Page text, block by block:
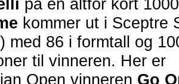
kommer ut i Sceptre
med 86 i formtall og
til vinneren. Her er
Open vinneren Go